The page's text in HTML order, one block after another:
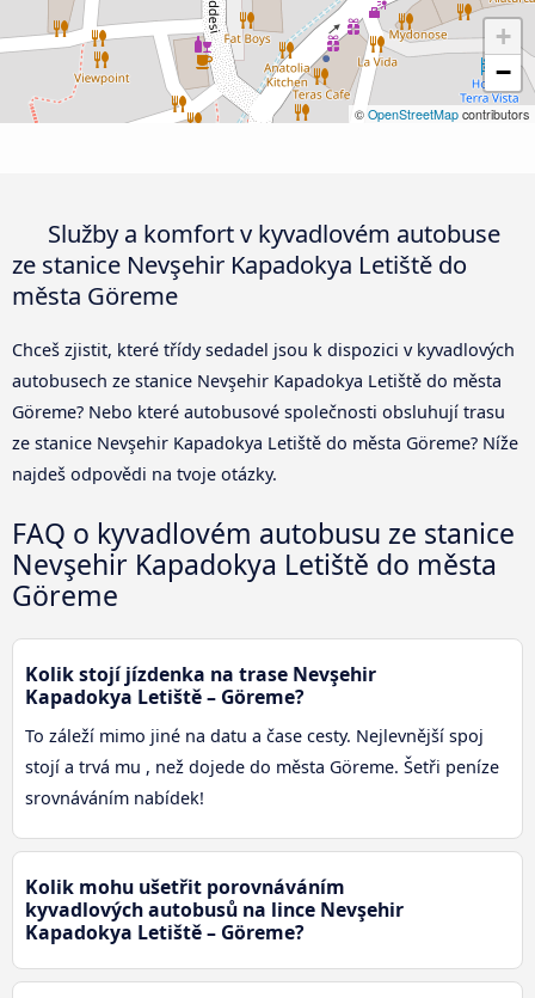
+
−
© OpenStreetMap contributors
Služby a komfort v kyvadlovém autobuse
ze stanice Nevşehir Kapadokya Letiště do
města Göreme
Chceš zjistit, které třídy sedadel jsou k dispozici v kyvadlových
autobusech ze stanice Nevşehir Kapadokya Letiště do města
Göreme? Nebo které autobusové společnosti obsluhují trasu
ze stanice Nevşehir Kapadokya Letiště do města Göreme? Níže
najdeš odpovědi na tvoje otázky.
FAQ o kyvadlovém autobusu ze stanice
Nevşehir Kapadokya Letiště do města
Göreme
Kolik stojí jízdenka na trase Nevşehir
Kapadokya Letiště – Göreme?
To záleží mimo jiné na datu a čase cesty. Nejlevnější spoj
stojí a trvá mu , než dojede do města Göreme. Šetři peníze
srovnáváním nabídek!
Kolik mohu ušetřit porovnáváním
kyvadlových autobusů na lince Nevşehir
Kapadokya Letiště – Göreme?